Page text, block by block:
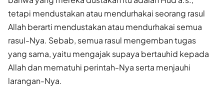
tetapi mendustakan atau mendurhakai seorang rasul
Allah berarti mendustakan atau mendurhakai semua
rasul-Nya. Sebab, semua rasul mengemban tugas
yang sama, yaitu mengajak supaya bertauhid kepada
Allah dan mematuhi perintah-Nya serta menjauhi
larangan-Nya.